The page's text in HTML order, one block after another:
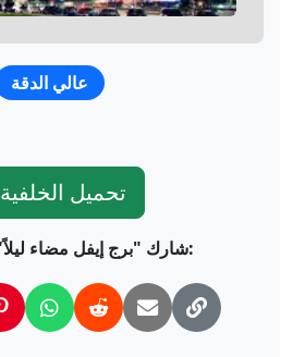
عالي الدقة
تحميل الخلفية
شارك "برج إيفل مضاء ليلاً" مع الأصدقاء: